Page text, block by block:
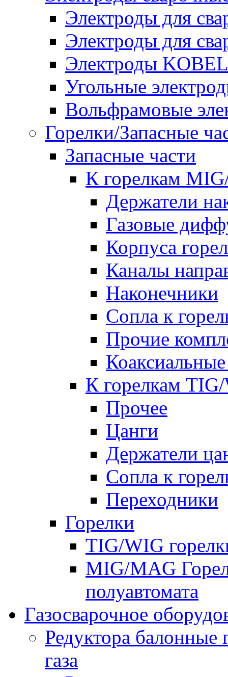
Электроды для
Электроды для
Электроды
Угольные
Вольфрамовые
Горелки/Запасные
Запасные части
К горелкам
Держатели
Газовые
Корпуса
Каналы
Наконечники
Сопла к
Прочие
К горелкам
Прочее
Цанги
Держатели
Сопла к
Переходники
Горелки
TIG/WIG
MIG/MAG
полуавтомата
Газосварочное
Редуктора балонные
газа